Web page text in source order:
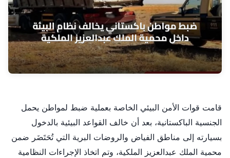
قامت قوات الأمن البيئي الخاصة بعملية ضبط لمواطن يحمل
الجنسية الباكستانية، بعد أن خالف القواعد البيئية بالدخول
بسيارته إلى مناطق الفياض والروضات البرية التي تُحَتَضَر ضمن
محمية الملك عبدالعزيز الملكية، وتم اتخاذ الإجراءات النظامية